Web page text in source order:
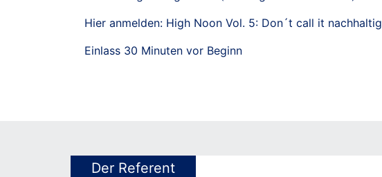
Hier anmelden: High Noon Vol. 5: Don´t call it nachhaltig
Einlass 30 Minuten vor Beginn
Der Referent